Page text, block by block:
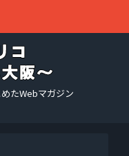
たWebマガジン